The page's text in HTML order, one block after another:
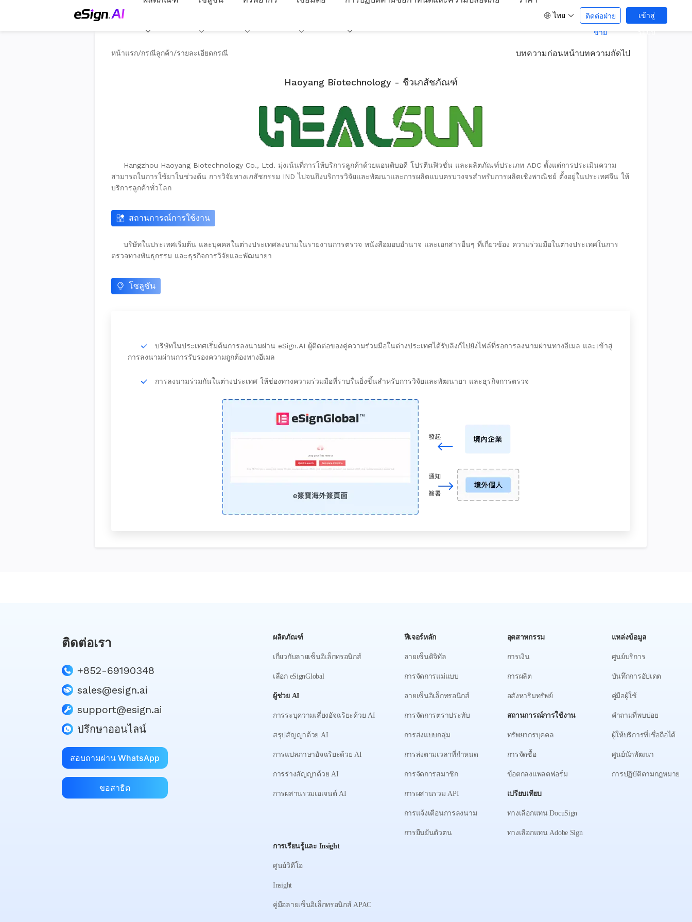
ไทย
ติดต่อฝ่าย
ขาย
เข้าสู่
หน้าแรก/กรณีลูกค้า/รายละเอียดกรณี บทความก่อนหน้าบทความถัดไป
Haoyang Biotechnology - ชีวเภสัชภัณฑ์
Hangzhou Haoyang Biotechnology Co., Ltd. มุ่งเน้นที่การให้บริการลูกค้าด้วยแอนติบอดี โปรตีนฟิวชั่น และผลิตภัณฑ์ประเภท ADC ตั้งแต่การประเมินความ
สามารถในการใช้ยาในช่วงต้น การวิจัยทางเภสัชกรรม IND ไปจนถึงบริการวิจัยและพัฒนาและการผลิตแบบครบวงจรสำหรับการผลิตเชิงพาณิชย์ ตั้งอยู่ในประเทศจีน ให้
บริการลูกค้าทั่วโลก
สถานการณ์การใช้งาน
บริษัทในประเทศเริ่มต้น และบุคคลในต่างประเทศลงนามในรายงานการตรวจ หนังสือมอบอำนาจ และเอกสารอื่นๆ ที่เกี่ยวข้อง ความร่วมมือในต่างประเทศในการ
ตรวจทางพันธุกรรม และธุรกิจการวิจัยและพัฒนายา
โซลูชัน
บริษัทในประเทศเริ่มต้นการลงนามผ่าน eSign.AI ผู้ติดต่อของคู่ความร่วมมือในต่างประเทศได้รับลิงก์ไปยังไฟล์ที่รอการลงนามผ่านทางอีเมล และเข้าสู่
การลงนามผ่านการรับรองความถูกต้องทางอีเมล
การลงนามร่วมกันในต่างประเทศ ให้ช่องทางความร่วมมือที่ราบรื่นยิ่งขึ้นสำหรับการวิจัยและพัฒนายา และธุรกิจการตรวจ
ติดต่อเรา
+852-69190348
sales@esign.ai
support@esign.ai
ปรึกษาออนไลน์
สอบถามผ่าน WhatsApp
ขอสาธิต
ผลิตภัณฑ์
เกี่ยวกับลายเซ็นอิเล็กทรอนิกส์
เลือก eSignGlobal
ผู้ช่วย AI
การระบุความเสี่ยงอัจฉริยะด้วย AI
สรุปสัญญาด้วย AI
การแปลภาษาอัจฉริยะด้วย AI
การร่างสัญญาด้วย AI
การผสานรวมเอเจนต์ AI
ฟีเจอร์หลัก
ลายเซ็นดิจิทัล
การจัดการแม่แบบ
ลายเซ็นอิเล็กทรอนิกส์
การจัดการตราประทับ
การส่งแบบกลุ่ม
การส่งตามเวลาที่กำหนด
การจัดการสมาชิก
การผสานรวม API
การแจ้งเตือนการลงนาม
การยืนยันตัวตน
อุตสาหกรรม
การเงิน
การผลิต
อสังหาริมทรัพย์
สถานการณ์การใช้งาน
ทรัพยากรบุคคล
การจัดซื้อ
ข้อตกลงแพลตฟอร์ม
เปรียบเทียบ
ทางเลือกแทน DocuSign
ทางเลือกแทน Adobe Sign
แหล่งข้อมูล
ศูนย์บริการ
บันทึกการอัปเดต
คู่มือผู้ใช้
คำถามที่พบบ่อย
ผู้ให้บริการที่เชื่อถือได้
ศูนย์นักพัฒนา
การปฏิบัติตามกฎหมาย
การเรียนรู้และ Insight
ศูนย์วิดีโอ
Insight
คู่มือลายเซ็นอิเล็กทรอนิกส์ APAC